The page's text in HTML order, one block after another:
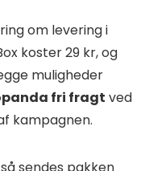
om levering i
koster 29 kr, og
muligheder
fri fragt ved
kampagnen.
sendes pakken